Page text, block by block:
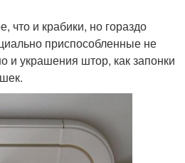
что и крабики, но гораздо
приспособленные не
и украшения штор, как запонки